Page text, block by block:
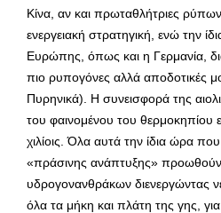
Κίνα, αν και πρωταθλήτριες
ενεργειακή στρατηγική, ενώ την
Ευρώπης, όπως και η Γερμανία,
πιο ρυπογόνες αλλά αποδοτικές
Πυρηνικά). Η συνεισφορά της
του φαινομένου του θερμοκηπίου
χιλίοις. Όλα αυτά την ίδια ώρα
«πράσινης ανάπτυξης»
υδρογονανθράκων διενεργώντας
όλα τα μήκη και πλάτη της γης,